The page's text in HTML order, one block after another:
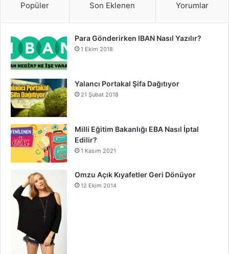
Popüler Son Eklenen Yorumlar
Para Gönderirken IBAN Nasıl Yazılır?
1 Ekim 2018
Yalancı Portakal Şifa Dağıtıyor
21 Şubat 2018
Milli Eğitim Bakanlığı EBA Nasıl İptal
Edilir?
1 Kasım 2021
Omzu Açık Kıyafetler Geri Dönüyor
12 Ekim 2014